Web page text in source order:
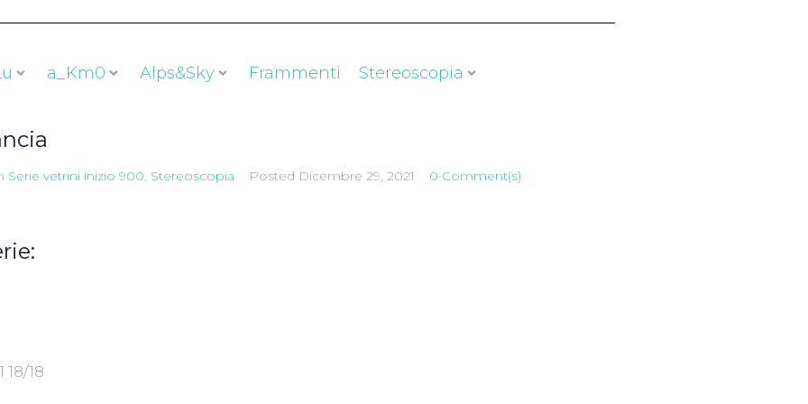
a_Km0 Alps&Sky Frammenti Stereoscopia
Serie vetrini inizio 900, Stereoscopia Posted Dicembre 29, 2021 0 Comment(s)
18/18